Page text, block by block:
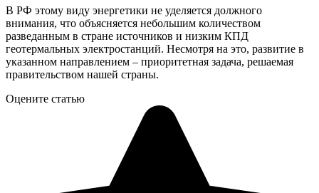
В РФ этому виду энергетики не уделяется должного
внимания, что объясняется небольшим количеством
разведанным в стране источников и низким КПД
геотермальных электростанций. Несмотря на это, развитие в
указанном направлением – приоритетная задача, решаемая
правительством нашей страны.
Оцените статью